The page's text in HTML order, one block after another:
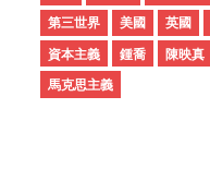
第三世界
美國 英國
資本主義
鍾喬 陳映真
馬克思主義